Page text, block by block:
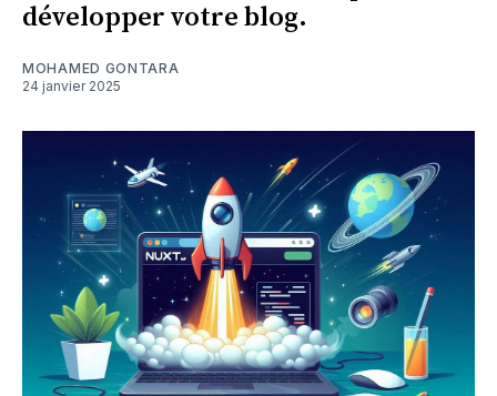
développer votre blog.
MOHAMED GONTARA
24 janvier 2025